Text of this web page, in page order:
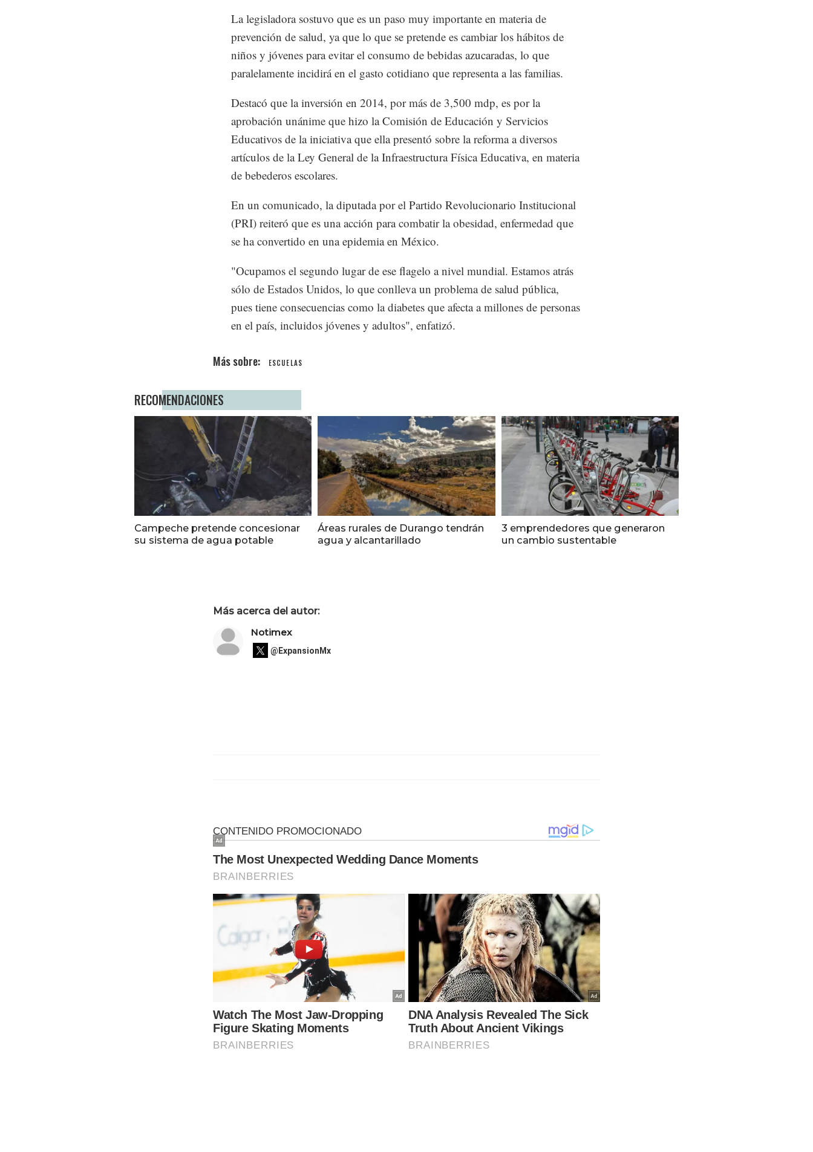
La legisladora sostuvo que es un paso muy importante en materia de
prevención de salud, ya que lo que se pretende es cambiar los hábitos de
niños y jóvenes para evitar el consumo de bebidas azucaradas, lo que
paralelamente incidirá en el gasto cotidiano que representa a las familias.
Destacó que la inversión en 2014, por más de 3,500 mdp, es por la
aprobación unánime que hizo la Comisión de Educación y Servicios
Educativos de la iniciativa que ella presentó sobre la reforma a diversos
artículos de la Ley General de la Infraestructura Física Educativa, en materia
de bebederos escolares.
En un comunicado, la diputada por el Partido Revolucionario Institucional
(PRI) reiteró que es una acción para combatir la obesidad, enfermedad que
se ha convertido en una epidemia en México.
"Ocupamos el segundo lugar de ese flagelo a nivel mundial. Estamos atrás
sólo de Estados Unidos, lo que conlleva un problema de salud pública,
pues tiene consecuencias como la diabetes que afecta a millones de personas
en el país, incluidos jóvenes y adultos", enfatizó.
ESCUELAS
RECOMENDACIONES
Campeche pretende concesionar
su sistema de agua potable
Áreas rurales de Durango tendrán
agua y alcantarillado
3 emprendedores que generaron
un cambio sustentable
Más acerca del autor:
Notimex
@ExpansionMx